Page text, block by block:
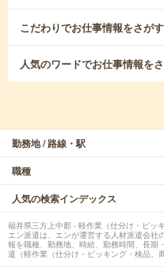
こだわりでお仕事情報をさがす
人気のワードでお仕事情報を
勤務地 / 路線・駅
職種
人気の検索インデックス
福井県三方上中郡 - 軽作業（仕分け・ピッ
エン派遣は、エンが運営する人材派遣会
報を職種、勤務地、時給、勤務時間、長期
遣（軽作業（仕分け・ピッキング・検品、